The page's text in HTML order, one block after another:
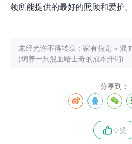
领所能提供的最好的照顾和爱护。
未经允许不得转载： 家有萌宠 » 混
(饲养一只混血哈士奇的成本开销)
分享到：
0 赞